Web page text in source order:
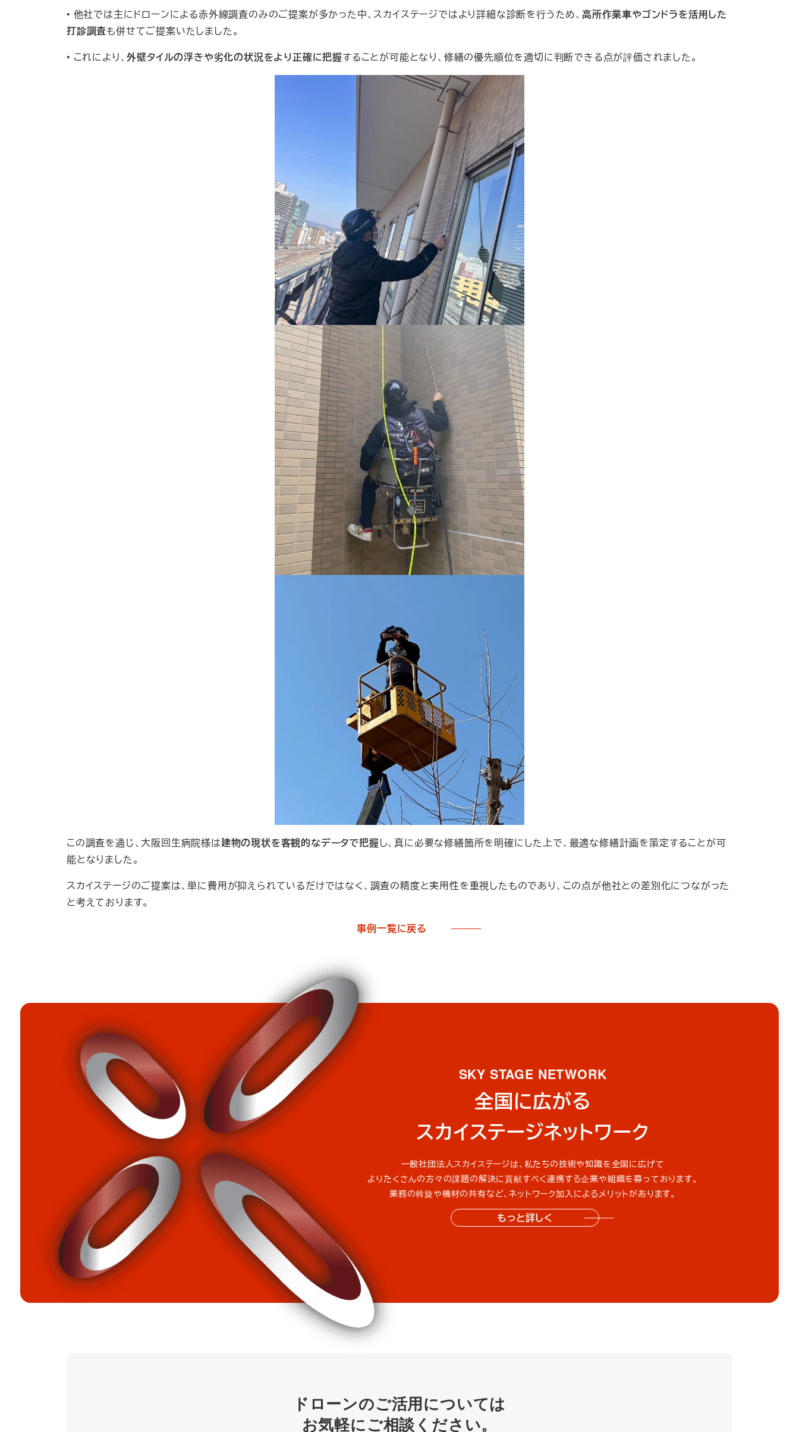
• 他社では主にドローンによる赤外線調査のみのご提案が多かった中、スカイステージではより詳細な診断を行うため、 高所作業車やゴンドラを活用した
打診調査も併せてご提案いたしました。
• これにより、外壁タイルの浮きや劣化の状況をより正確に把握することが可能となり、修繕の優先順位を適切に判断できる点が評価されました。
この調査を通じ、大阪回生病院様は建物の現状を客観的なデータで把握し、真に必要な修繕箇所を明確にした上で、最適な修繕計画を策定することが可
能となりました。
スカイステージのご提案は、単に費用が抑えられているだけではなく、調査の精度と実用性を重視したものであり、この点が他社との差別化につながった
と考えております。
事例一覧に戻る
SKY STAGE NETWORK
全国に広がる
スカイステージネットワーク
一般社団法人スカイステージは、私たちの技術や知識を全国に広げて
よりたくさんの方々の課題の解決に貢献すべく連携する企業や組織を募っております。
業務の斡旋や機材の共有など、ネットワーク加入によるメリットがあります。
もっと詳しく
ドローンのご活用については
お気軽にご相談ください。